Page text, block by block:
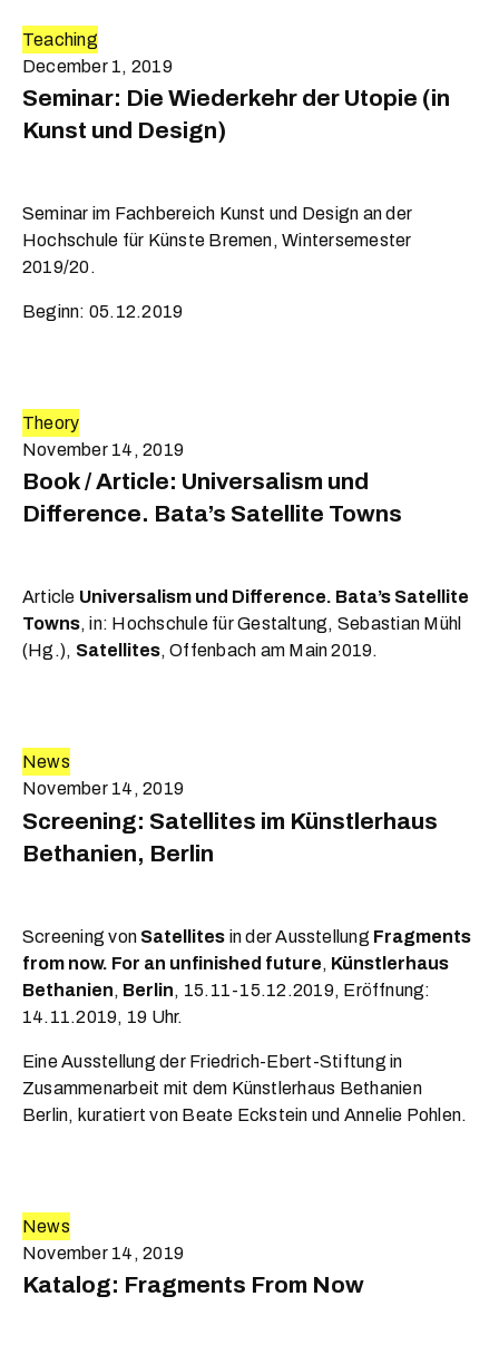
Teaching
December 1, 2019
Seminar: Die Wiederkehr der Utopie (in
Kunst und Design)
Seminar im Fachbereich Kunst und Design an der
Hochschule für Künste Bremen, Wintersemester
2019/20.
Beginn: 05.12.2019
Theory
November 14, 2019
Book / Article: Universalism und
Difference. Bata’s Satellite Towns
Article Universalism und Difference. Bata’s Satellite
Towns, in: Hochschule für Gestaltung, Sebastian Mühl
(Hg.), Satellites, Offenbach am Main 2019.
News
November 14, 2019
Screening: Satellites im Künstlerhaus
Bethanien, Berlin
Screening von Satellites in der Ausstellung Fragments
from now. For an unfinished future, Künstlerhaus
Bethanien, Berlin, 15.11-15.12.2019, Eröffnung:
14.11.2019, 19 Uhr.
Eine Ausstellung der Friedrich-Ebert-Stiftung in
Zusammenarbeit mit dem Künstlerhaus Bethanien
Berlin, kuratiert von Beate Eckstein und Annelie Pohlen.
News
November 14, 2019
Katalog: Fragments From Now